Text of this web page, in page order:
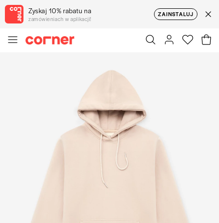
Zyskaj 10% rabatu na
zamówieniach w aplikacji!
ZAINSTALUJ